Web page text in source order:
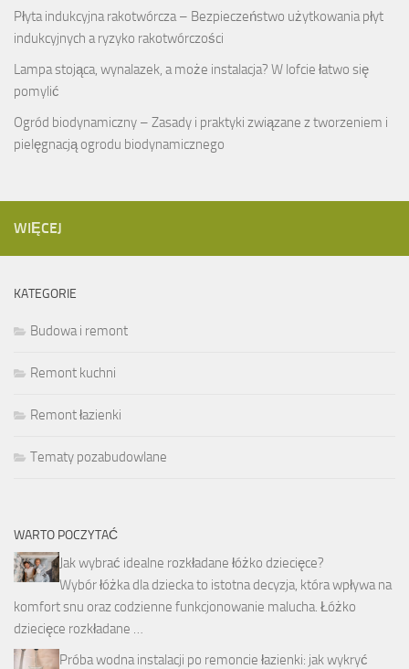
Płyta indukcyjna rakotwórcza – Bezpieczeństwo użytkowania płyt
indukcyjnych a ryzyko rakotwórczości
Lampa stojąca, wynalazek, a może instalacja? W lofcie łatwo się
pomylić
Ogród biodynamiczny – Zasady i praktyki związane z tworzeniem i
pielęgnacją ogrodu biodynamicznego
WIĘCEJ
KATEGORIE
Budowa i remont
Remont kuchni
Remont łazienki
Tematy pozabudowlane
WARTO POCZYTAĆ
Jak wybrać idealne rozkładane łóżko dziecięce?
Wybór łóżka dla dziecka to istotna decyzja, która wpływa na
komfort snu oraz codzienne funkcjonowanie malucha. Łóżko
dziecięce rozkładane …
Próba wodna instalacji po remoncie łazienki: jak wykryć